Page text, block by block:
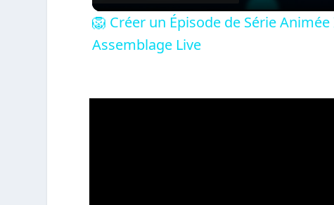
🦁 Créer un Épisode de Série
Assemblage Live